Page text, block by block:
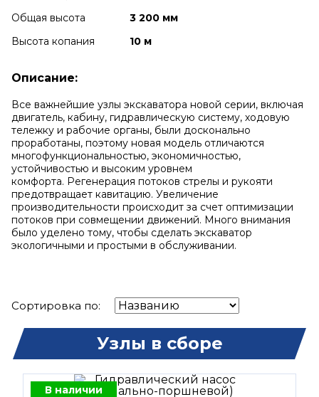
Общая высота
3 200 мм
Высота копания
10 м
Описание:
Вcе важнейшие узлы экскаватора новой серии, включая
двигатель, кабину, гидравлическую систему, ходовую
тележку и рабочие органы, были досконально
проработаны, поэтому новая модель отличаются
многофункциональностью, экономичностью,
устойчивостью и высоким уровнем
комфорта. Регенерация потоков стрелы и рукояти
предотвращает кавитацию. Увеличение
производительности происходит за счет оптимизации
потоков при совмещении движений. Много внимания
было уделено тому, чтобы сделать экскаватор
экологичными и простыми в обслуживании.
Сортировка по:
Узлы в сборе
В наличии